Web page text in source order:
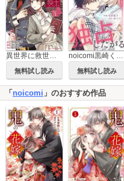
無料試し読み
noicomi黒崎くんは独占したがる～はじめての恋は甘すぎて～
無料試し読み
「 noicomi 」のおすすめ作品